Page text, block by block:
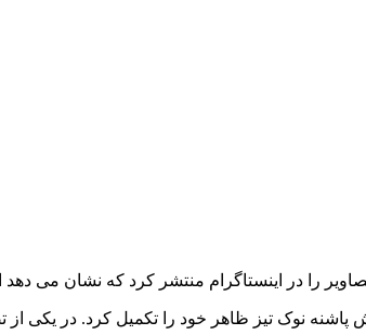
را در اینستاگرام منتشر کرد که نشان
نوک تیز ظاهر خود را تکمیل کرد. در یکی